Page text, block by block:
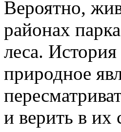
Вероятно,
районах
леса.
природное
и верить в их